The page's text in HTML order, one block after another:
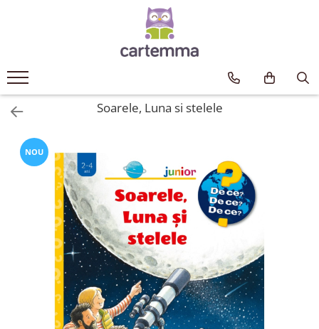
Tematică
Craciun
Activități
Artă
Atlase si enciclopedii
Carte de bucate
Educație financiară
Hobby si craft
Inteligenta emotionala
Limbi străine
Soarele, Luna si stelele
NOU